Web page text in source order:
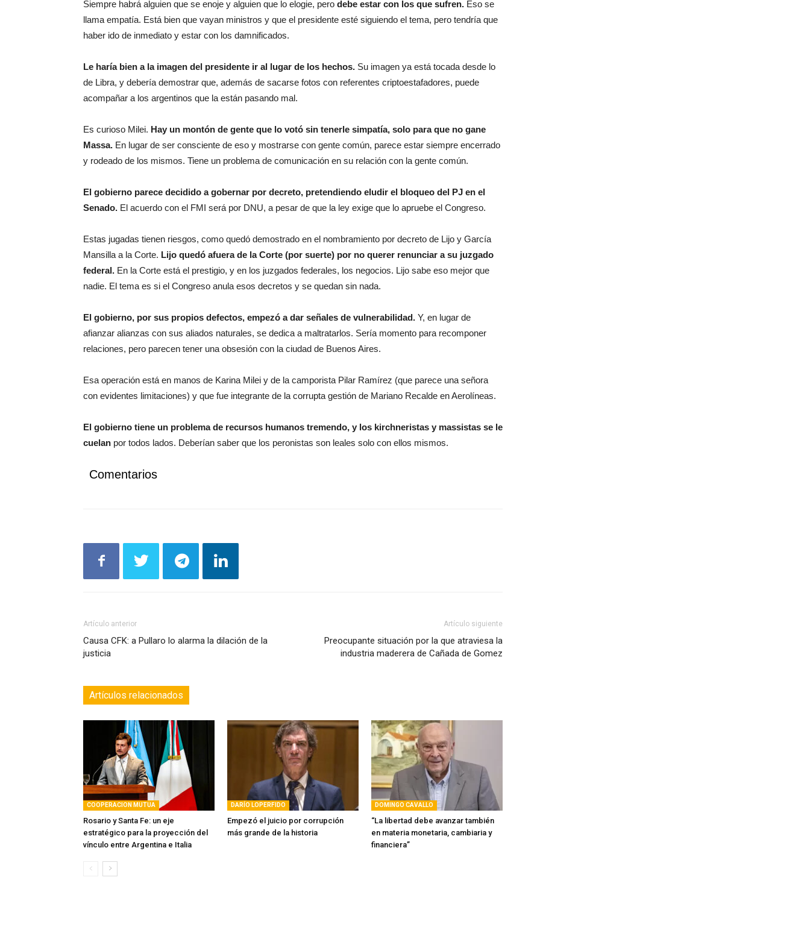
Siempre habrá alguien que se enoje y alguien que lo elogie, pero debe estar con los que sufren. Eso se
llama empatía. Está bien que vayan ministros y que el presidente esté siguiendo el tema, pero tendría que
haber ido de inmediato y estar con los damnificados.
Le haría bien a la imagen del presidente ir al lugar de los hechos. Su imagen ya está tocada desde lo
de Libra, y debería demostrar que, además de sacarse fotos con referentes criptoestafadores, puede
acompañar a los argentinos que la están pasando mal.
Es curioso Milei. Hay un montón de gente que lo votó sin tenerle simpatía, solo para que no gane
Massa. En lugar de ser consciente de eso y mostrarse con gente común, parece estar siempre encerrado
y rodeado de los mismos. Tiene un problema de comunicación en su relación con la gente común.
El gobierno parece decidido a gobernar por decreto, pretendiendo eludir el bloqueo del PJ en el
Senado. El acuerdo con el FMI será por DNU, a pesar de que la ley exige que lo apruebe el Congreso.
Estas jugadas tienen riesgos, como quedó demostrado en el nombramiento por decreto de Lijo y García
Mansilla a la Corte. Lijo quedó afuera de la Corte (por suerte) por no querer renunciar a su juzgado
federal. En la Corte está el prestigio, y en los juzgados federales, los negocios. Lijo sabe eso mejor que
nadie. El tema es si el Congreso anula esos decretos y se quedan sin nada.
El gobierno, por sus propios defectos, empezó a dar señales de vulnerabilidad. Y, en lugar de
afianzar alianzas con sus aliados naturales, se dedica a maltratarlos. Sería momento para recomponer
relaciones, pero parecen tener una obsesión con la ciudad de Buenos Aires.
Esa operación está en manos de Karina Milei y de la camporista Pilar Ramírez (que parece una señora
con evidentes limitaciones) y que fue integrante de la corrupta gestión de Mariano Recalde en Aerolíneas.
El gobierno tiene un problema de recursos humanos tremendo, y los kirchneristas y massistas se le
cuelan por todos lados. Deberían saber que los peronistas son leales solo con ellos mismos.
Comentarios
Artículo anterior
Causa CFK: a Pullaro lo alarma la dilación de la
justicia
Artículo siguiente
Preocupante situación por la que atraviesa la
industria maderera de Cañada de Gomez
Artículos relacionados
COOPERACION MUTUA
Rosario y Santa Fe: un eje
estratégico para la proyección del
vínculo entre Argentina e Italia
DARÍO LOPERFIDO
Empezó el juicio por corrupción
más grande de la historia
DOMINGO CAVALLO
“La libertad debe avanzar también
en materia monetaria, cambiaria y
financiera”